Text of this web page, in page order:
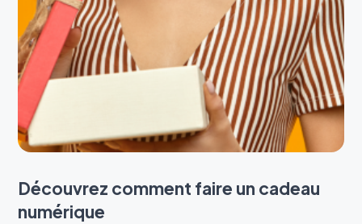
Découvrez comment faire un cadeau
numérique